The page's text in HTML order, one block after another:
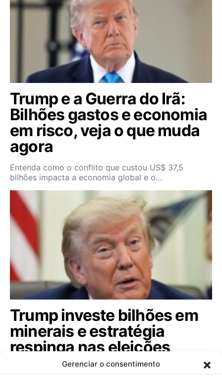
Gerenciar o consentimento
Trump e a Guerra do Irã:
Bilhões gastos e economia
em risco, veja o que muda
agora
Entenda como o conflito que custou US$ 37,5
bilhões impacta a economia global e o…
Trump investe bilhões em
minerais e estratégia
respinga nas eleições
brasileiras; veja